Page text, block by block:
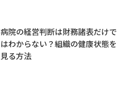
病院の経営判断は財務諸表だけで
はわからない？組織の健康状態を
見る方法